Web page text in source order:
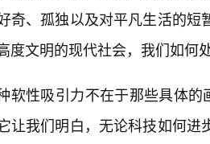
奇、孤独以及对平凡生活的
度文明的现代社会，我们如何
软性吸引力不在于那些具体的
让我们明白，无论科技如何